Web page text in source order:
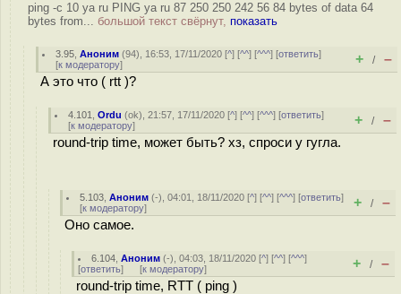
ping -c 10 ya ru PING ya ru 87 250 250 242 56 84 bytes of data 64
bytes from... большой текст свёрнут, показать
3.95 ,Аноним (94), 16:53, 17/11/2020 [^] [^^] [^^^] [ответить]
[к модератору] + / –
А это что ( rtt )?
4.101 ,Ordu (ok), 21:57, 17/11/2020 [^] [^^] [^^^] [ответить]
[к модератору] + / –
round-trip time, может быть? хз, спроси у гугла.
5.103 ,Аноним (-), 04:01, 18/11/2020 [^] [^^] [^^^] [ответить]
[к модератору] + / –
Оно самое.
6.104 ,Аноним (-), 04:03, 18/11/2020 [^] [^^] [^^^]
[ответить] [к модератору] + / –
round-trip time, RTT ( ping )